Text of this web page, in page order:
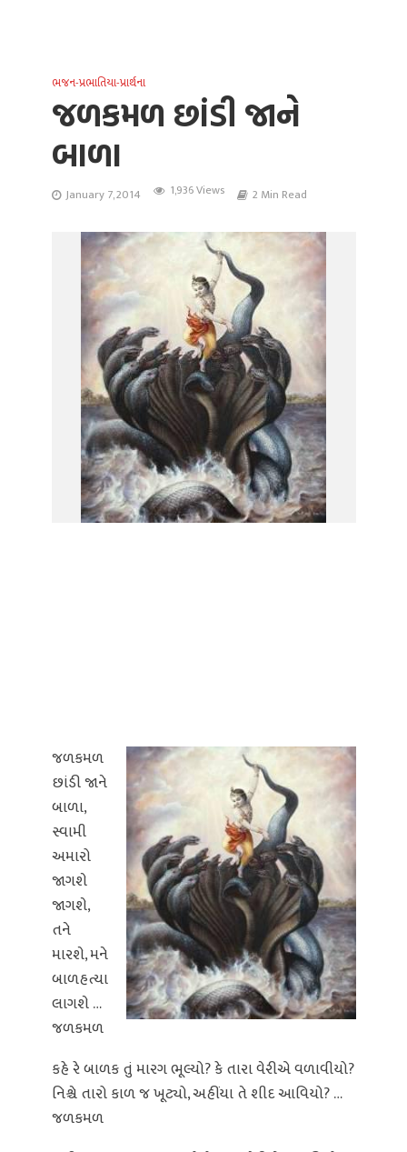
ભજન-પ્રભાતિયા-પ્રાર્થના
જળકમળ છાંડી જાને
બાળા
January 7, 2014 1,936 Views 2 Min Read
જળકમળ
છાંડી જાને
બાળા,
સ્વામી
અમારો
જાગશે
જાગશે,
તને
મારશે, મને
બાળહત્યા
લાગશે …
જળકમળ
કહે રે બાળક તું મારગ ભૂલ્યો? કે તારા વેરીએ વળાવીયો?
નિશ્ચે તારો કાળ જ ખૂટ્યો, અહીંયા તે શીદ આવિયો? …
જળકમળ